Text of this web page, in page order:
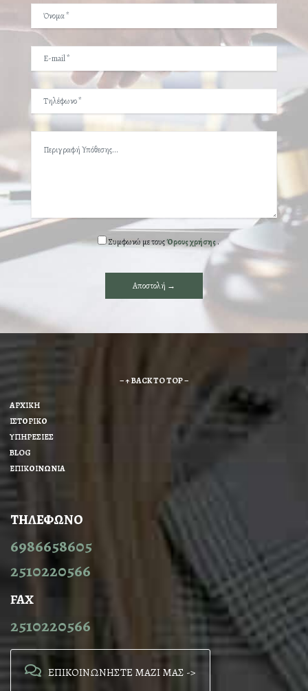
Συμφωνώ με τουςΌρους χρήσης.
– ↑ BACK TO TOP –
ΑΡΧΙΚΗ
ΙΣΤΟΡΙΚΟ
ΥΠΗΡΕΣΙΕΣ
BLOG
ΕΠΙΚΟΙΝΩΝΙΑ
ΤΗΛΕΦΩΝΟ
6986658605
2510220566
FAX
2510220566
ΕΠΙΚΟΙΝΩΝΗΣΤΕ ΜΑΖΙ ΜΑΣ ->